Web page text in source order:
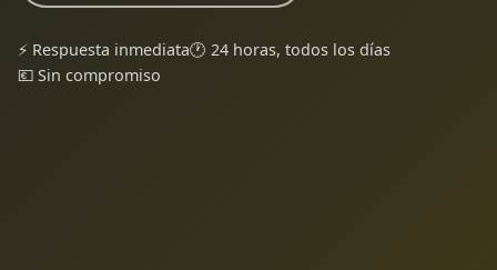
⚡ Respuesta inmediata🕐 24 horas, todos los días
💶 Sin compromiso